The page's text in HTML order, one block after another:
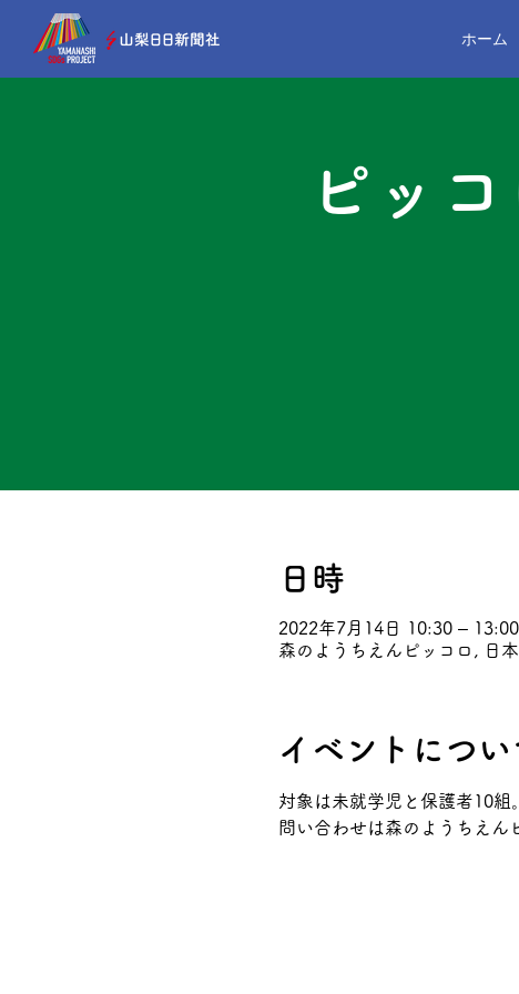
ホーム
ピッ
日時
2022年7月14日 10:30 – 13:00
森のようちえんピッコロ, 日
イベントについ
対象は未就学児と保護者10組
問い合わせは森のようちえ